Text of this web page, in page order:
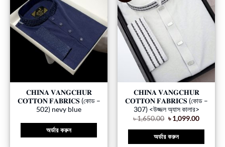
𝐂𝐇𝐈𝐍𝐀 𝐕𝐀𝐍𝐆𝐂𝐇𝐔𝐑
𝐂𝐎𝐓𝐓𝐎𝐍 𝐅𝐀𝐁𝐑𝐈𝐂𝐒 (কোড –
502) nevy blue
অর্ডার করুন
𝐂𝐇𝐈𝐍𝐀 𝐕𝐀𝐍𝐆𝐂𝐇𝐔𝐑
𝐂𝐎𝐓𝐓𝐎𝐍 𝐅𝐀𝐁𝐑𝐈𝐂𝐒 (কোড –
307) <উজ্জল অ্যাস কালার>
৳1,650.00 ৳1,099.00
অর্ডার করুন